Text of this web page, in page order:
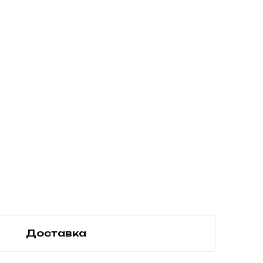
Доставка